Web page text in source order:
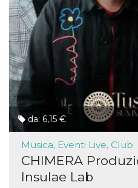
da: 6,15 €
Musica, Eventi Live, Club
CHIMERA
Insulae Lab